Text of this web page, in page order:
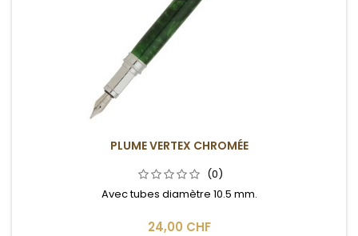
PLUME VERTEX CHROMÉE
(0)
Avec tubes diamètre 10.5 mm.
24,00 CHF